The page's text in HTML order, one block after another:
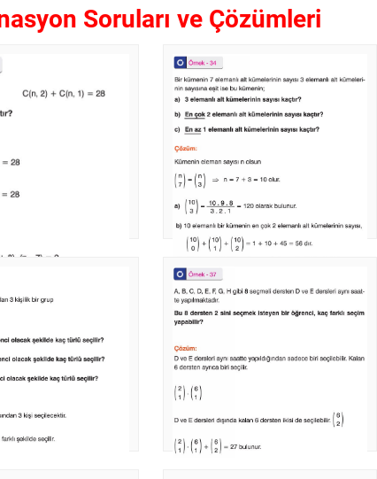
Soruları ve Çözümleri